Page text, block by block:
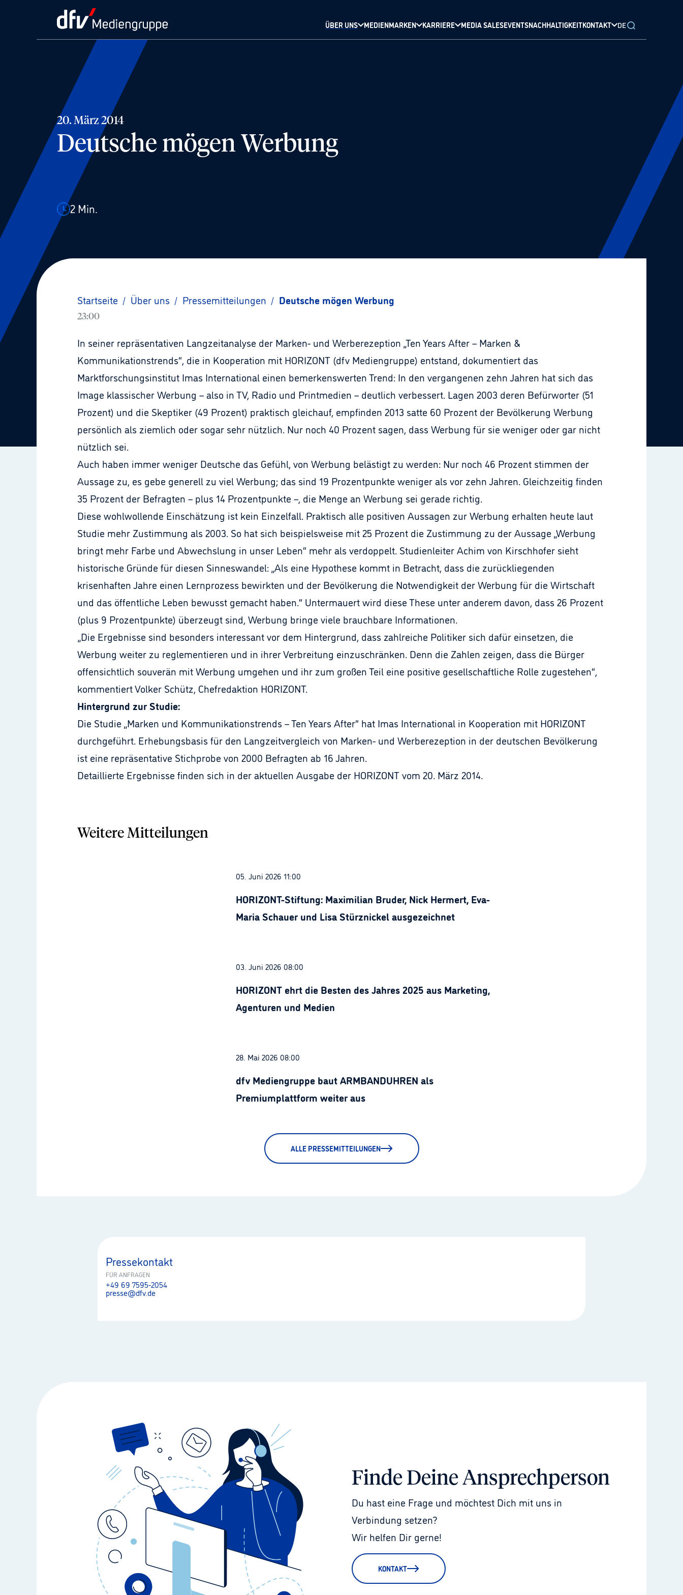
ÜBER UNS MEDIENMARKEN KARRIERE MEDIA SALESEVENTSNACHHALTIGKEITKONTAKT DE
20. März 2014
Deutsche mögen Werbung
2 Min.
Startseite / Über uns / Pressemitteilungen / Deutsche mögen Werbung
23:00
In seiner repräsentativen Langzeitanalyse der Marken- und Werberezeption „Ten Years After – Marken &
Kommunikationstrends“, die in Kooperation mit HORIZONT (dfv Mediengruppe) entstand, dokumentiert das
Marktforschungsinstitut Imas International einen bemerkenswerten Trend: In den vergangenen zehn Jahren hat sich das
Image klassischer Werbung – also in TV, Radio und Printmedien – deutlich verbessert. Lagen 2003 deren Befürworter (51
Prozent) und die Skeptiker (49 Prozent) praktisch gleichauf, empfinden 2013 satte 60 Prozent der Bevölkerung Werbung
persönlich als ziemlich oder sogar sehr nützlich. Nur noch 40 Prozent sagen, dass Werbung für sie weniger oder gar nicht
nützlich sei.
Auch haben immer weniger Deutsche das Gefühl, von Werbung belästigt zu werden: Nur noch 46 Prozent stimmen der
Aussage zu, es gebe generell zu viel Werbung; das sind 19 Prozentpunkte weniger als vor zehn Jahren. Gleichzeitig finden
35 Prozent der Befragten – plus 14 Prozentpunkte –, die Menge an Werbung sei gerade richtig.
Diese wohlwollende Einschätzung ist kein Einzelfall. Praktisch alle positiven Aussagen zur Werbung erhalten heute laut
Studie mehr Zustimmung als 2003. So hat sich beispielsweise mit 25 Prozent die Zustimmung zu der Aussage „Werbung
bringt mehr Farbe und Abwechslung in unser Leben“ mehr als verdoppelt. Studienleiter Achim von Kirschhofer sieht
historische Gründe für diesen Sinneswandel: „Als eine Hypothese kommt in Betracht, dass die zurückliegenden
krisenhaften Jahre einen Lernprozess bewirkten und der Bevölkerung die Notwendigkeit der Werbung für die Wirtschaft
und das öffentliche Leben bewusst gemacht haben.“ Untermauert wird diese These unter anderem davon, dass 26 Prozent
(plus 9 Prozentpunkte) überzeugt sind, Werbung bringe viele brauchbare Informationen.
„Die Ergebnisse sind besonders interessant vor dem Hintergrund, dass zahlreiche Politiker sich dafür einsetzen, die
Werbung weiter zu reglementieren und in ihrer Verbreitung einzuschränken. Denn die Zahlen zeigen, dass die Bürger
offensichtlich souverän mit Werbung umgehen und ihr zum großen Teil eine positive gesellschaftliche Rolle zugestehen“,
kommentiert Volker Schütz, Chefredaktion HORIZONT.
Hintergrund zur Studie:
Die Studie „Marken und Kommunikationstrends – Ten Years After“ hat Imas International in Kooperation mit HORIZONT
durchgeführt. Erhebungsbasis für den Langzeitvergleich von Marken- und Werberezeption in der deutschen Bevölkerung
ist eine repräsentative Stichprobe von 2000 Befragten ab 16 Jahren.
Detaillierte Ergebnisse finden sich in der aktuellen Ausgabe der HORIZONT vom 20. März 2014.
Weitere Mitteilungen
05. Juni 2026 11:00
HORIZONT-Stiftung: Maximilian Bruder, Nick Hermert, Eva-
Maria Schauer und Lisa Stürznickel ausgezeichnet
03. Juni 2026 08:00
HORIZONT ehrt die Besten des Jahres 2025 aus Marketing,
Agenturen und Medien
28. Mai 2026 08:00
dfv Mediengruppe baut ARMBANDUHREN als
Premiumplattform weiter aus
ALLE PRESSEMITTEILUNGEN
Pressekontakt
FÜR ANFRAGEN
+49 69 7595-2054
presse@dfv.de
Finde Deine Ansprechperson
Du hast eine Frage und möchtest Dich mit uns in
Verbindung setzen?
Wir helfen Dir gerne!
KONTAKT